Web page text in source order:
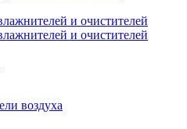
и очистителей
и очистителей
воздуха